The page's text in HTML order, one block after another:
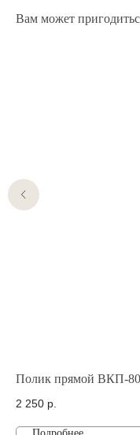
Вам может
Полик прямой ВКП-
2 250 р.